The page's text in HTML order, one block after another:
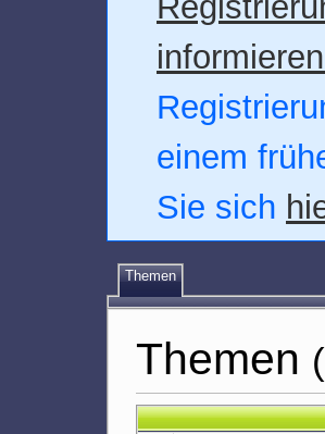
einem
Sie sich
Themen
Themen